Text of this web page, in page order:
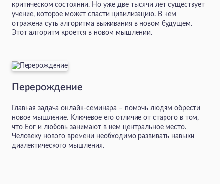
критическом состоянии. Но уже две тысячи лет существует
учение, которое может спасти цивилизацию. В нем
отражена суть алгоритма выживания в новом будущем.
Этот алгоритм кроется в новом мышлении.
Перерождение
Главная задача онлайн-семинара – помочь людям обрести
новое мышление. Ключевое его отличие от старого в том,
что Бог и любовь занимают в нем центральное место.
Человеку нового времени необходимо развивать навыки
диалектического мышления.